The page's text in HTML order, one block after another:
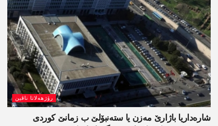
رۆژھەلاتا ناڤین
شارەداریا باژارێ مەزن یا ستەنبۆلێ ب زمانێ کوردی